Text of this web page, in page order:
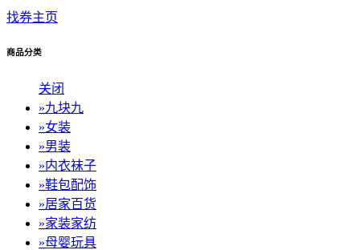
找券主页
商品分类
关闭
»九块九
»女装
»男装
»内衣袜子
»鞋包配饰
»居家百货
»家装家纺
»母婴玩具